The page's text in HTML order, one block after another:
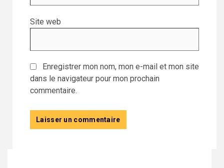
Site web
Enregistrer mon nom, mon e-mail et mon site
dans le navigateur pour mon prochain
commentaire.